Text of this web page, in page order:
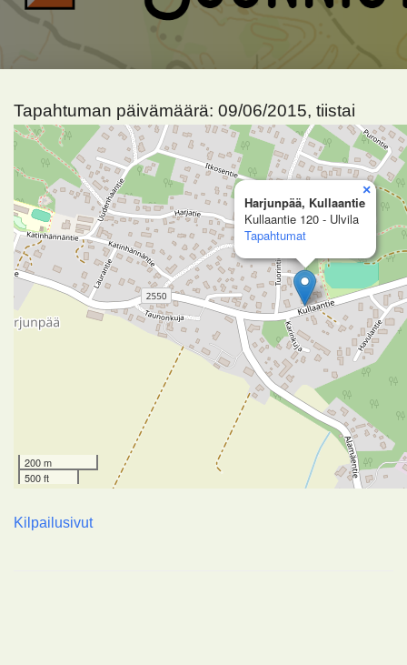
Tapahtuman päivämäärä: 09/06/2015, tiistai
Harjunpää, Kullaantie
Kullaantie 120 - Ulvila
Tapahtumat
×
200 m
500 ft
Kilpailusivut